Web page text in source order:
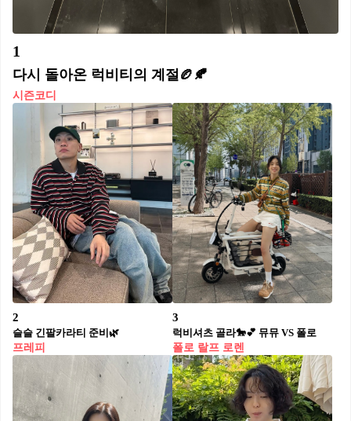
1
다시 돌아온 럭비티의 계절🏉🍂
시즌코디
2
슬슬 긴팔카라티 준비🌿
프레피
3
럭비셔츠 골라🐎💕 뮤뮤 VS 폴로
폴로 랄프 로렌